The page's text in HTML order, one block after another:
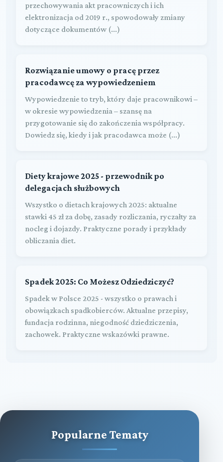
przechowywania akt pracowniczych i ich
elektronizacja od 2019 r., spowodowały zmiany
dotyczące dokumentów (...)
Rozwiązanie umowy o pracę przez
pracodawcę za wypowiedzeniem
Wypowiedzenie to tryb, który daje pracownikowi –
w okresie wypowiedzenia – szansę na
przygotowanie się do zakończenia współpracy.
Dowiedz się, kiedy i jak pracodawca może (...)
Diety krajowe 2025 - przewodnik po
delegacjach służbowych
Wszystko o dietach krajowych 2025: aktualne
stawki 45 zł za dobę, zasady rozliczania, ryczałty za
nocleg i dojazdy. Praktyczne porady i przykłady
obliczania diet.
Spadek 2025: Co Możesz Odziedziczyć?
Spadek w Polsce 2025 - wszystko o prawach i
obowiązkach spadkobierców. Aktualne przepisy,
fundacja rodzinna, niegodność dziedziczenia,
zachowek. Praktyczne wskazówki prawne.
Popularne Tematy